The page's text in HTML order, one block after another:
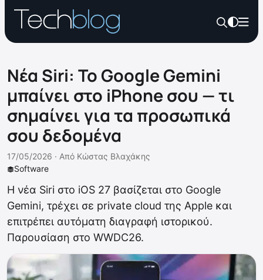
Νέα Siri: Το Google Gemini
μπαίνει στο iPhone σου — τι
σημαίνει για τα προσωπικά
σου δεδομένα
Software
17/05/2026 · Από Κώστας Βλαχάκης
Η νέα Siri στο iOS 27 βασίζεται στο Google
Gemini, τρέχει σε private cloud της Apple και
επιτρέπει αυτόματη διαγραφή ιστορικού.
Παρουσίαση στο WWDC26.